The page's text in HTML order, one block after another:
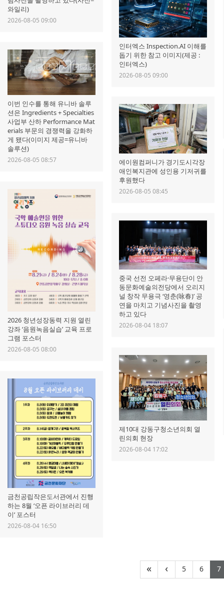
와일리)
2026-08-05 09:00
인터엑스 Inspection.AI 이해를
돕기 위한 참고 이미지(제공 :
인터엑스)
2026-08-05 09:00
이번 인수를 통해 유니바 솔루
션은 Ingredients + Specialties
사업부 산하 Performance Mat
erials 부문의 경쟁력을 강화하
게 됐다(이미지 제공=유니바
솔루션)
2026-08-05 08:57
에이원컴퍼니가 경기도시각장
애인복지관에 성인용 기저귀를
후원했다
2026-08-05 08:45
2026 청년성장동력 지원 열린
강좌 ‘음원녹음실습’ 교육 프로
그램 포스터
2026-08-05 08:00
중국 선전 오페라·무용단이 안
동문화예술의전당에서 오리지
널 창작 무용극 ‘영춘(咏春)’ 공
연을 마치고 기념사진을 촬영
하고 있다
2026-08-04 18:07
제10대 강동구청소년의회 열
린의회 현장
2026-08-04 17:02
금천공립작은도서관에서 진행
하는 8월 ‘오픈 라이브러리 데
이’ 포스터
2026-08-04 16:50
« ‹ 5 6 7